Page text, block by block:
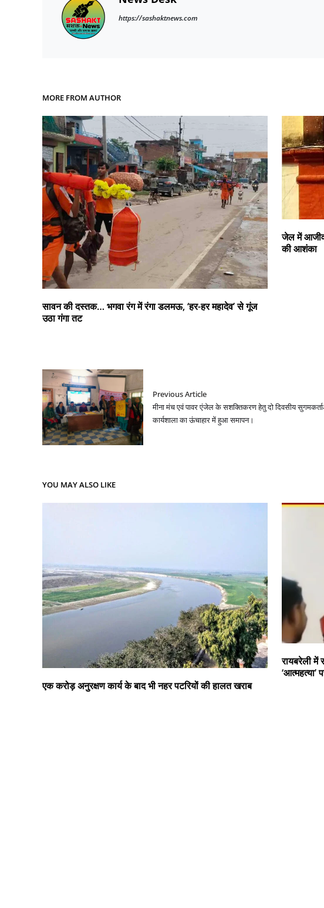
https://sashaktnews.com
MORE FROM AUTHOR
सावन की दस्तक… भगवा रंग में रंगा डलमऊ, ‘हर-हर महादेव’ से गूंज
उठा गंगा तट
जेल में
की आशंका
Previous Article
मीना मंच एवं पावर एंजेल के सशक्तिकरण हेतु दो दिवसीय
कार्यशाला का ऊंचाहार में हुआ समापन।
YOU MAY ALSO LIKE
एक करोड़ अनुरक्षण कार्य के बाद भी नहर पटरियों की हालत खराब
रायबरेली में
‘आत्महत्या’